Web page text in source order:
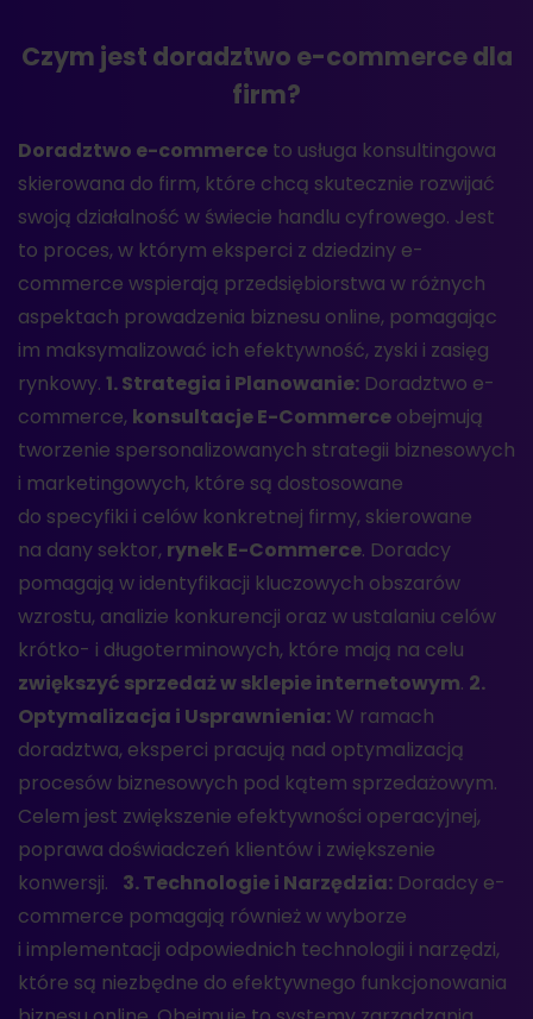
Czym jest doradztwo e-commerce dla
firm?
Doradztwo e-commerce to usługa konsultingowa
skierowana do firm, które chcą skutecznie rozwijać
swoją działalność w świecie handlu cyfrowego. Jest
to proces, w którym eksperci z dziedziny e-
commerce wspierają przedsiębiorstwa w różnych
aspektach prowadzenia biznesu online, pomagając
im maksymalizować ich efektywność, zyski i zasięg
rynkowy. 1. Strategia i Planowanie: Doradztwo e-
commerce, konsultacje E-Commerce obejmują
tworzenie spersonalizowanych strategii biznesowych
i marketingowych, które są dostosowane
do specyfiki i celów konkretnej firmy, skierowane
na dany sektor, rynek E-Commerce. Doradcy
pomagają w identyfikacji kluczowych obszarów
wzrostu, analizie konkurencji oraz w ustalaniu celów
krótko- i długoterminowych, które mają na celu
zwiększyć sprzedaż w sklepie internetowym. 2.
Optymalizacja i Usprawnienia:W ramach
doradztwa, eksperci pracują nad optymalizacją
procesów biznesowych pod kątem sprzedażowym.
Celem jest zwiększenie efektywności operacyjnej,
poprawa doświadczeń klientów i zwiększenie
konwersji. 3. Technologie i Narzędzia: Doradcy e-
commerce pomagają również w wyborze
i implementacji odpowiednich technologii i narzędzi,
które są niezbędne do efektywnego funkcjonowania